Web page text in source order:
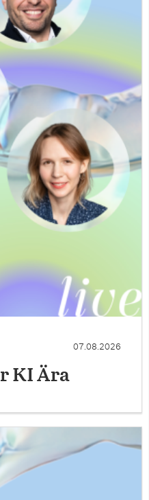
07.08.2026
KI Ära